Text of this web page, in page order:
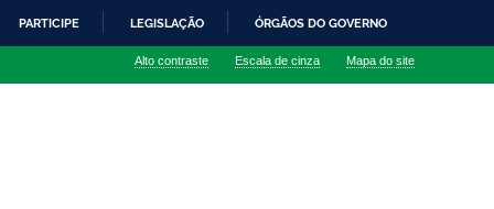
PARTICIPE LEGISLAÇÃO ÓRGÃOS DO GOVERNO
Alto contraste Escala de cinza Mapa do site